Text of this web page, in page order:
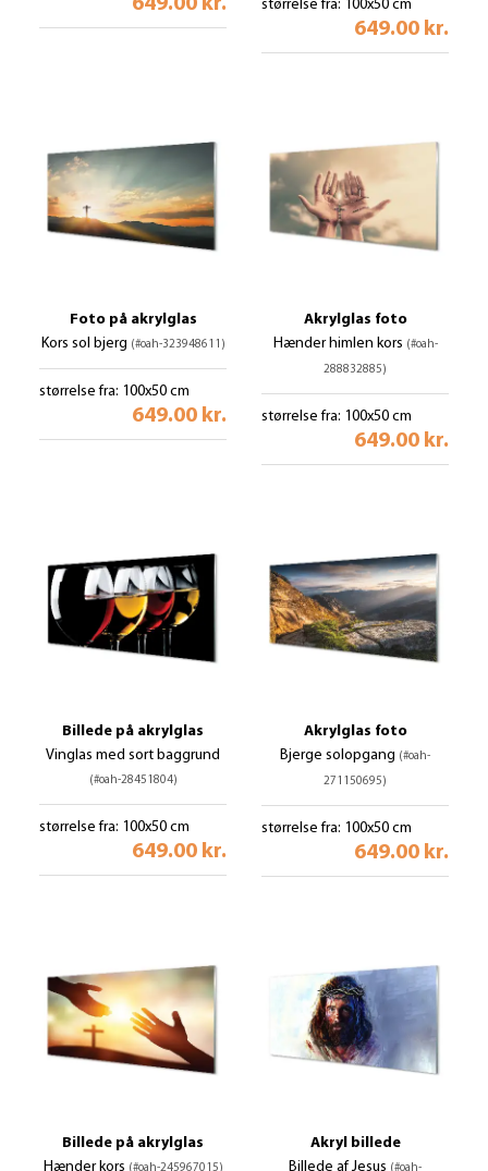
649.00 kr. størrelse fra: 100x50 cm
649.00 kr.
Foto på akrylglas
Kors sol bjerg (#oah-323948611)
størrelse fra: 100x50 cm
649.00 kr.
Akrylglas foto
Hænder himlen kors (#oah-
288832885)
størrelse fra: 100x50 cm
649.00 kr.
Billede på akrylglas
Vinglas med sort baggrund
(#oah-28451804)
størrelse fra: 100x50 cm
649.00 kr.
Akrylglas foto
Bjerge solopgang (#oah-
271150695)
størrelse fra: 100x50 cm
649.00 kr.
Billede på akrylglas
Hænder kors (#oah-245967015)
Akryl billede
Billede af Jesus (#oah-